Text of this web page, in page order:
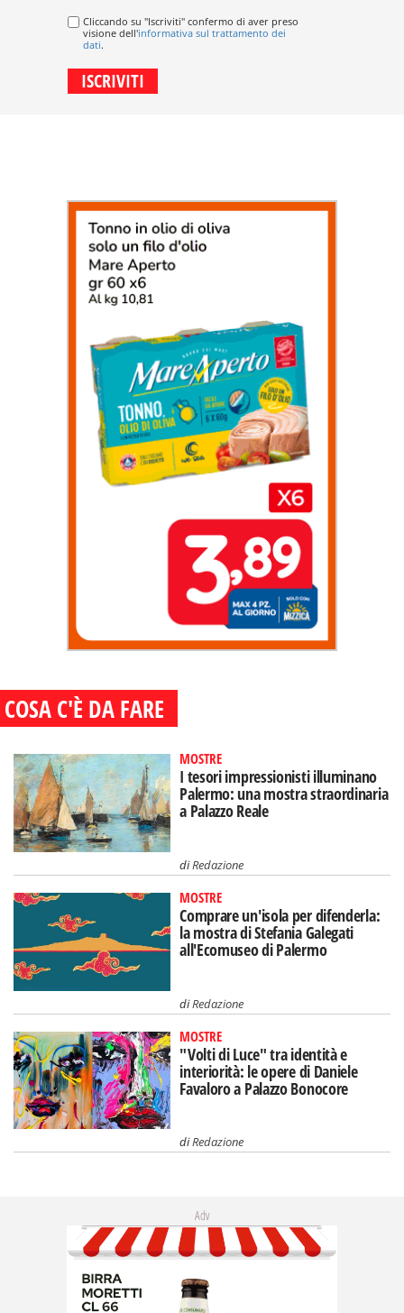
Cliccando su "Iscriviti" confermo di aver preso
visione dell'informativa sul trattamento dei
dati.
COSA C'È DA FARE
MOSTRE
I tesori impressionisti illuminano
Palermo: una mostra straordinaria
a Palazzo Reale
diRedazione
MOSTRE
Comprare un'isola per difenderla:
la mostra di Stefania Galegati
all'Ecomuseo di Palermo
diRedazione
MOSTRE
"Volti di Luce" tra identità e
interiorità: le opere di Daniele
Favaloro a Palazzo Bonocore
diRedazione
Adv